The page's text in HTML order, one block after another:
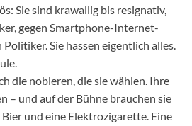
Sie sind krawallig bis resignativ,
gegen Smartphone-Internet-
Sie hassen eigentlich alles.
die nobleren, die sie wählen. Ihre
– und auf der Bühne brauchen sie
und eine Elektrozigarette. Eine